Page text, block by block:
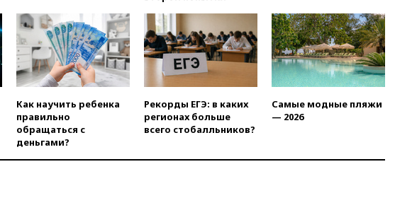
Rights Foundation
вчера, 21:35«Аэрофлот»
отменяет часть рейсов в Сочи
и Геленджик
вчера, 21:25Руслан Терновой
выиграл золото чемпионата
Европы в прыжках с 10-
метровой вышки
обращений о прекращении
Как научить ребенка
правильно
обращаться с
деньгами?
Рекорды ЕГЭ: в каких
регионах больше
всего стобалльников?
Самые модные пляжи
— 2026